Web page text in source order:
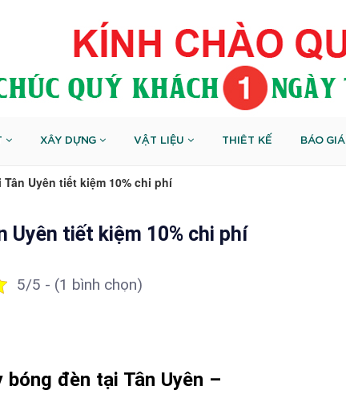
XÂY DỰNG VẬT LIỆU THIÊT KẾ BÁO GIÁ
Uyên tiết kiệm 10% chi phí
Uyên tiết kiệm 10% chi phí
5/5 - (1 bình chọn)
đèn tại Tân Uyên –